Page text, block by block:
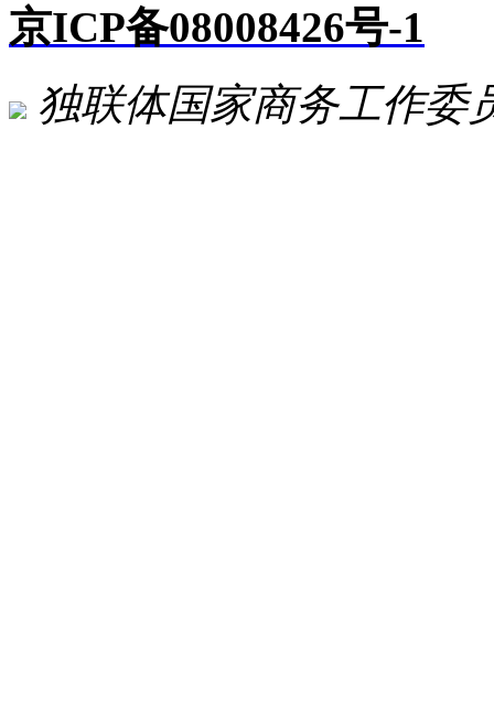
京ICP备08008426号-1
独联体国家商务工作委